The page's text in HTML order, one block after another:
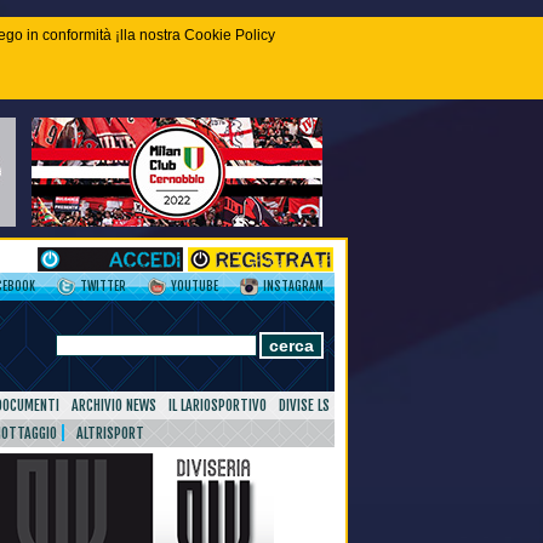
in conformità ¡lla nostra Cookie Policy
TWITTER YOUTUBE INSTAGRAM
ARCHIVIO NEWS IL LARIOSPORTIVO
DIVISE LS
ALTRISPORT